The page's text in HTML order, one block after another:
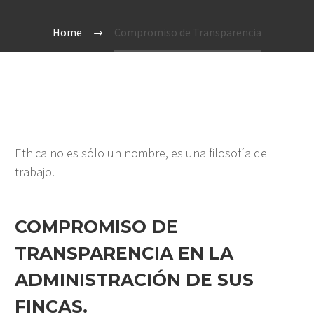
Home Compromiso de Transparencia
Ethica no es sólo un nombre, es una filosofía de
trabajo.
COMPROMISO DE
TRANSPARENCIA EN LA
ADMINISTRACIÓN DE SUS
FINCAS.